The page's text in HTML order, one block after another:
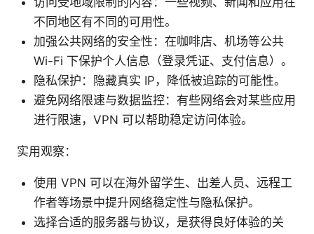
不同地区有不同的可用性。
加强公共网络的安全性：在咖啡店、机场等公共
Wi-Fi 下保护个人信息（登录凭证、支付信息）。
隐私保护：隐藏真实 IP，降低被追踪的可能性。
避免网络限速与数据监控：有些网络会对某些应用
进行限速，VPN 可以帮助稳定访问体验。
实用观察：
使用 VPN 可以在海外留学生、出差人员、远程工
作者等场景中提升网络稳定性与隐私保护。
选择合适的服务器与协议，是获得良好体验的关